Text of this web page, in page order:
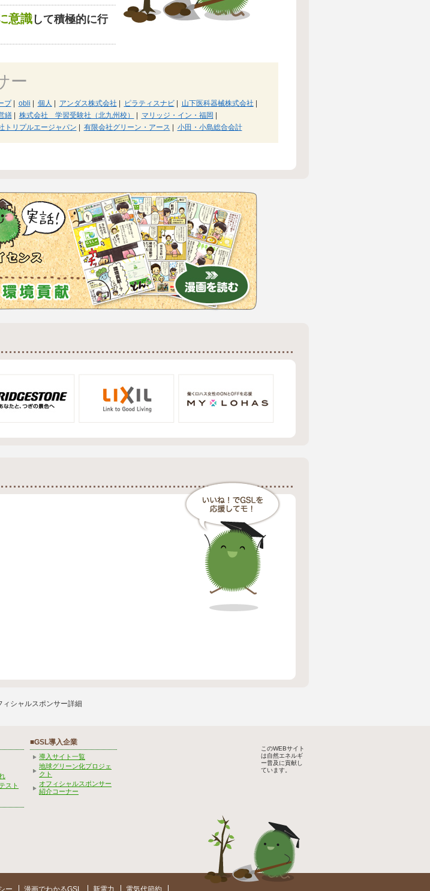
意識して積極的に行
ー
プ| obli 個人 アンダス株式会社 ピラティスナビ| 山下医科器械株式会社
繕| 株式会社 学習受験社（北九州校） マリッジ・イン・福岡
トリプルエージャパン 有限会社グリーン・アース 小田・小島総合会計
シャルスポンサー詳細
スト
■GSL導入企業
導入サイト一覧
地球グリーン化プロジェ
クト
オフィシャルスポンサー
紹介コーナー
このWEBサイト
は自然エネルギ
ー普及に貢献し
ています。
ー 漫画でわかるGSL 新電力 電気代節約